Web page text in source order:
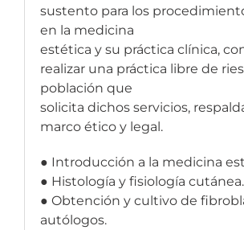
sustento para los
en la medicina
estética y su práctica clínica,
realizar una práctica libre de
población que
solicita dichos servicios,
marco ético y legal.
● Introducción a la medicina
● Histología y fisiología cutánea.
● Obtención y cultivo de
autólogos.